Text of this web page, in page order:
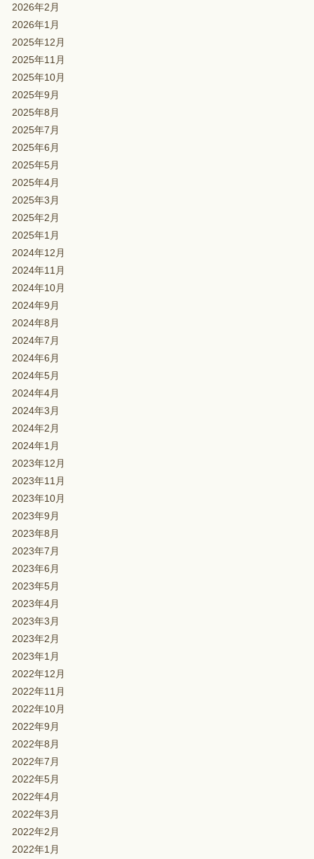
2026年2月
2026年1月
2025年12月
2025年11月
2025年10月
2025年9月
2025年8月
2025年7月
2025年6月
2025年5月
2025年4月
2025年3月
2025年2月
2025年1月
2024年12月
2024年11月
2024年10月
2024年9月
2024年8月
2024年7月
2024年6月
2024年5月
2024年4月
2024年3月
2024年2月
2024年1月
2023年12月
2023年11月
2023年10月
2023年9月
2023年8月
2023年7月
2023年6月
2023年5月
2023年4月
2023年3月
2023年2月
2023年1月
2022年12月
2022年11月
2022年10月
2022年9月
2022年8月
2022年7月
2022年5月
2022年4月
2022年3月
2022年2月
2022年1月